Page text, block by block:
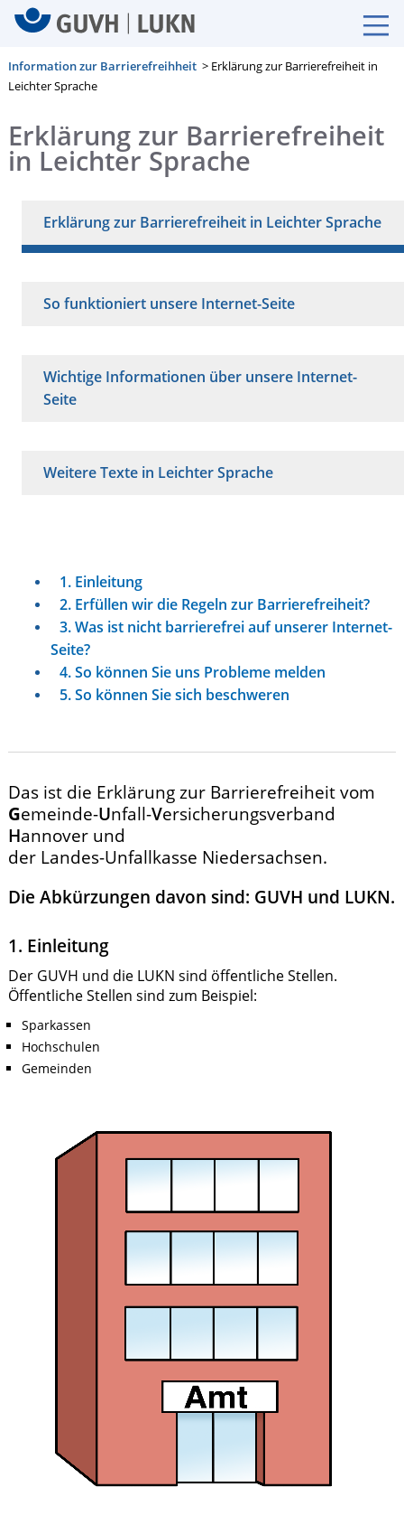
Information zur Barrierefreihheit > Erklärung zur Barrierefreiheit in
Leichter Sprache
Erklärung zur Barrierefreiheit
in Leichter Sprache
Erklärung zur Barrierefreiheit in Leichter Sprache
So funktioniert unsere Internet-Seite
Wichtige Informationen über unsere Internet-
Seite
Weitere Texte in Leichter Sprache
1. Einleitung
2. Erfüllen wir die Regeln zur Barrierefreiheit?
3. Was ist nicht barrierefrei auf unserer Internet-
Seite?
4. So können Sie uns Probleme melden
5. So können Sie sich beschweren
Das ist die Erklärung zur Barrierefreiheit vom
Gemeinde-Unfall-Versicherungsverband
Hannover und
der Landes-Unfallkasse Niedersachsen.
Die Abkürzungen davon sind: GUVH und LUKN.
1. Einleitung
Der GUVH und die LUKN sind öffentliche Stellen.
Öffentliche Stellen sind zum Beispiel:
Sparkassen
Hochschulen
Gemeinden